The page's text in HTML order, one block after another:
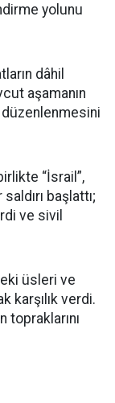
yolunu
dâhil
aşamanın
“İsrail”,
başlattı;
ve sivil
üsleri ve
karşılık verdi.
topraklarını